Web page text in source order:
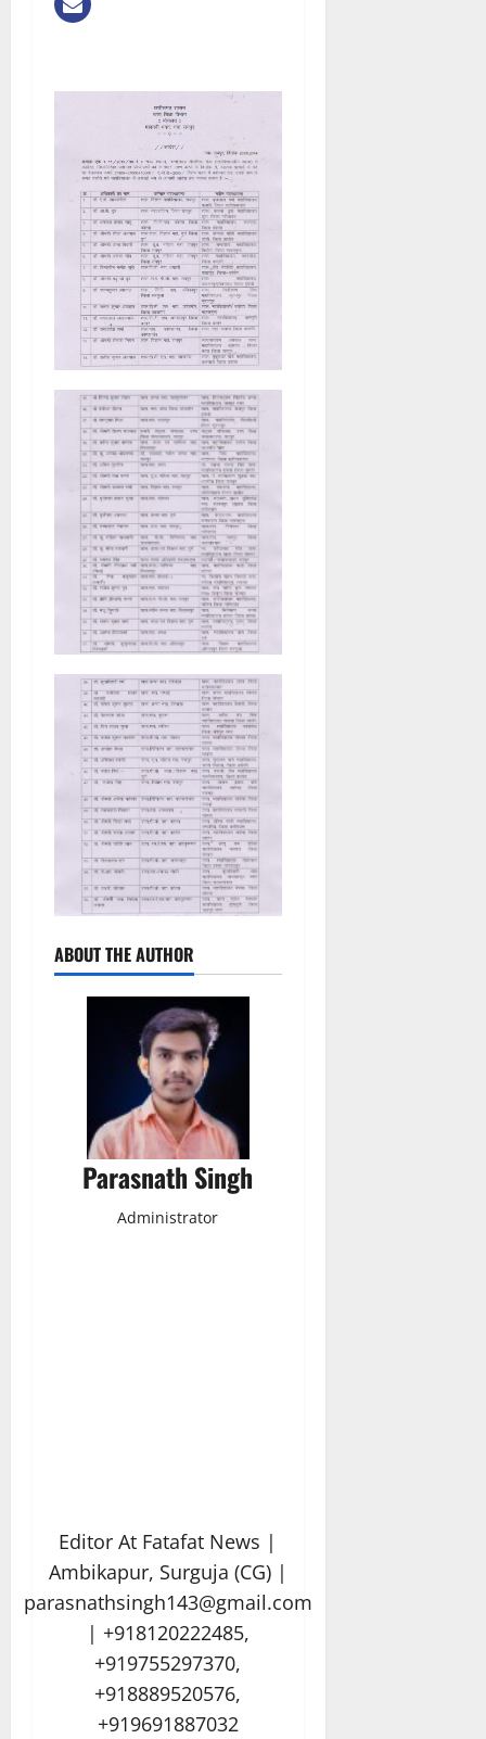
ABOUT THE AUTHOR
Parasnath Singh
Administrator
Editor At Fatafat News |
Ambikapur, Surguja (CG) |
parasnathsingh143@gmail.com
| +918120222485,
+919755297370,
+918889520576,
+919691887032